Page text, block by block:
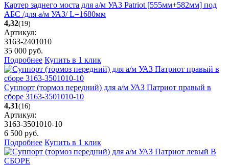
Картер заднего моста для а/м УАЗ Patriot [555мм+582мм] под
АБС /для а/м УАЗ/ L=1680мм
4,32(19)
Артикул:
3163-2401010
35 000 руб.
Подробнее Купить в 1 клик
Суппорт (тормоз передний) для а/м УАЗ Патриот правый в
сборе 3163-3501010-10
4,31(16)
Артикул:
3163-3501010-10
6 500 руб.
Подробнее Купить в 1 клик